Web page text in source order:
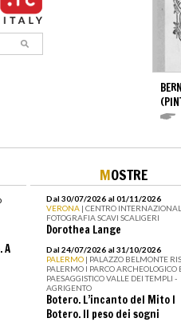
A
MOSTRE
Dal 30/07/2026 al 01/11/2026
VERONA | CENTRO
FOTOGRAFIA SCAVI SCALIGERI
Dorothea Lange
Dal 24/07/2026 al 31/10/2026
PALERMO | PALAZZO BELMONTE
PALERMO I PARCO ARCHEOLOGICO
PAESAGGISTICO VALLE DEI TEMPLI -
AGRIGENTO
Botero. L’incanto del Mito I
Botero. Il peso dei sogni